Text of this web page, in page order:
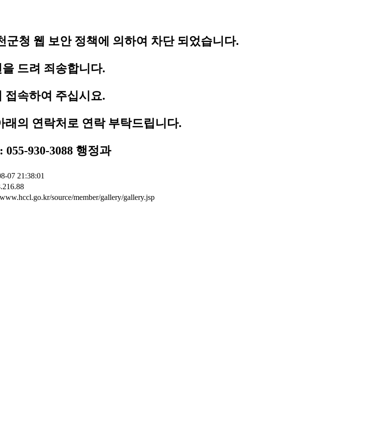
군청 웹 보안 정책에 의하여 차단 되었습니다.
드려 죄송합니다.
접속하여 주십시요.
래의 연락처로 연락 부탁드립니다.
055-930-3088 행정과
07 21:38:01
source/member/gallery/gallery.jsp